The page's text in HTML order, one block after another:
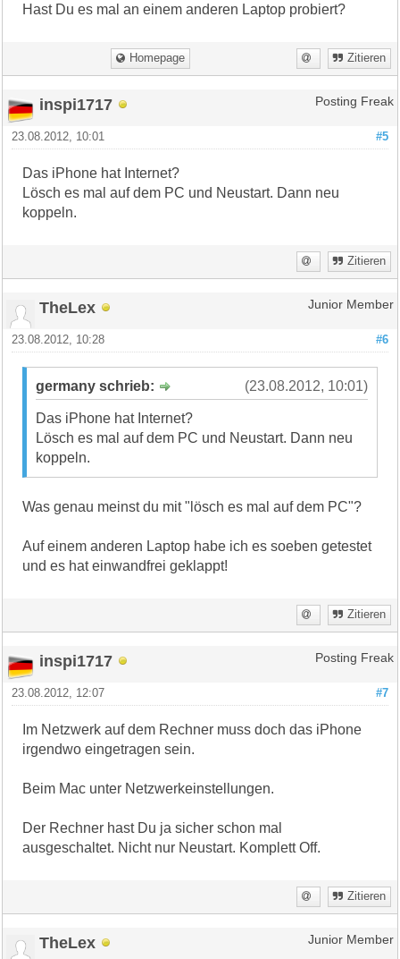
Hast Du es mal an einem anderen Laptop probiert?
Homepage Zitieren
inspi1717 Posting Freak
#5
23.08.2012, 10:01
Das iPhone hat Internet?
Lösch es mal auf dem PC und Neustart. Dann neu
koppeln.
Zitieren
TheLex Junior Member
#6
23.08.2012, 10:28
(23.08.2012, 10:01)
germany schrieb:
Das iPhone hat Internet?
Lösch es mal auf dem PC und Neustart. Dann neu
koppeln.
Was genau meinst du mit "lösch es mal auf dem PC"?
Auf einem anderen Laptop habe ich es soeben getestet
und es hat einwandfrei geklappt!
Zitieren
inspi1717 Posting Freak
#7
23.08.2012, 12:07
Im Netzwerk auf dem Rechner muss doch das iPhone
irgendwo eingetragen sein.
Beim Mac unter Netzwerkeinstellungen.
Der Rechner hast Du ja sicher schon mal
ausgeschaltet. Nicht nur Neustart. Komplett Off.
Zitieren
TheLex Junior Member